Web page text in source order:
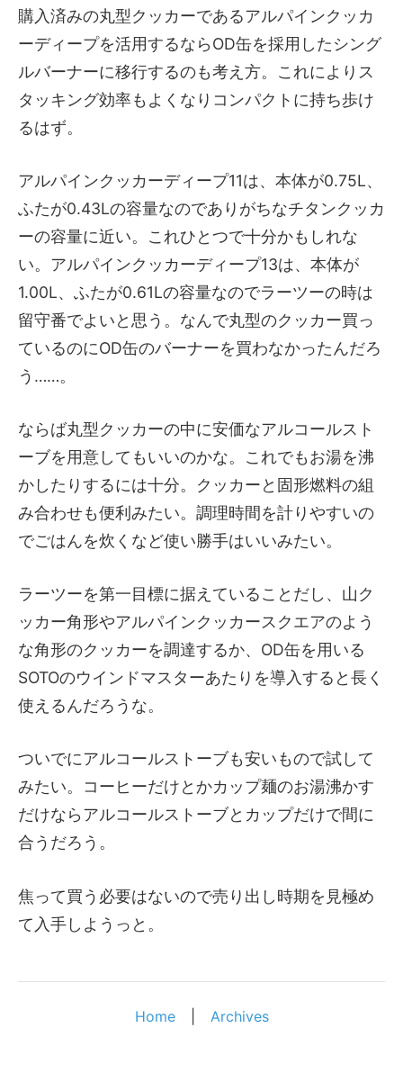
購入済みの丸型クッカーであるアルパインクッカ
ーディープを活用するならOD缶を採用したシング
ルバーナーに移行するのも考え方。これによりス
タッキング効率もよくなりコンパクトに持ち歩け
るはず。
アルパインクッカーディープ11は、本体が0.75L、
ふたが0.43Lの容量なのでありがちなチタンクッカ
ーの容量に近い。これひとつで十分かもしれな
い。アルパインクッカーディープ13は、本体が
1.00L、ふたが0.61Lの容量なのでラーツーの時は
留守番でよいと思う。なんで丸型のクッカー買っ
ているのにOD缶のバーナーを買わなかったんだろ
う……。
ならば丸型クッカーの中に安価なアルコールスト
ーブを用意してもいいのかな。これでもお湯を沸
かしたりするには十分。クッカーと固形燃料の組
み合わせも便利みたい。調理時間を計りやすいの
でごはんを炊くなど使い勝手はいいみたい。
ラーツーを第一目標に据えていることだし、山ク
ッカー角形やアルパインクッカースクエアのよう
な角形のクッカーを調達するか、OD缶を用いる
SOTOのウインドマスターあたりを導入すると長く
使えるんだろうな。
ついでにアルコールストーブも安いもので試して
みたい。コーヒーだけとかカップ麺のお湯沸かす
だけならアルコールストーブとカップだけで間に
合うだろう。
焦って買う必要はないので売り出し時期を見極め
て入手しようっと。
Home Archives